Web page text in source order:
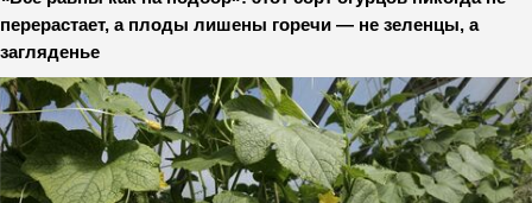
перерастает, а плоды лишены горечи — не зеленцы, а
загляденье